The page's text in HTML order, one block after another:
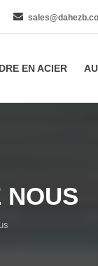
EN ACIER
NOUS